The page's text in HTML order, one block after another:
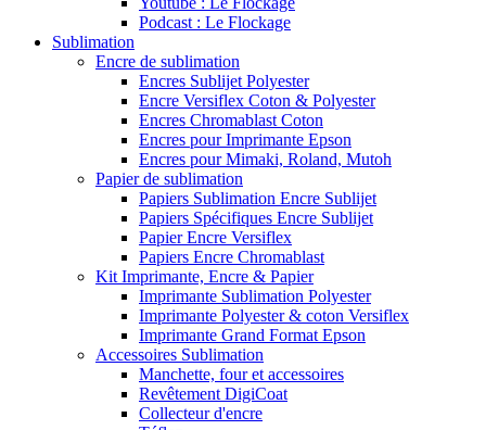
Podcast : Le Flockage
Sublimation
Encre de sublimation
Encres Sublijet Polyester
Encre Versiflex Coton & Polyester
Encres Chromablast Coton
Encres pour Imprimante Epson
Encres pour Mimaki, Roland, Mutoh
Papier de sublimation
Papiers Sublimation Encre Sublijet
Papiers Spécifiques Encre Sublijet
Papier Encre Versiflex
Papiers Encre Chromablast
Kit Imprimante, Encre & Papier
Imprimante Sublimation Polyester
Imprimante Polyester & coton Versiflex
Imprimante Grand Format Epson
Accessoires Sublimation
Manchette, four et accessoires
Revêtement DigiCoat
Collecteur d'encre